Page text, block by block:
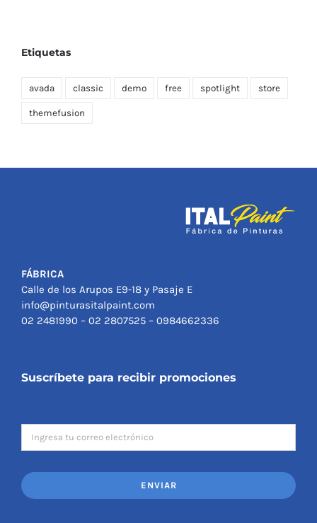
Etiquetas
avada classic demo free spotlight store
themefusion
FÁBRICA
Calle de los Arupos E9-18 y Pasaje E
info@pinturasitalpaint.com
02 2481990 – 02 2807525 – 0984662336
Suscríbete para recibir promociones
ENVIAR